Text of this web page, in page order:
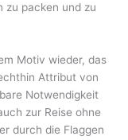
zu packen und zu
Motiv wieder, das
Attribut von
Notwendigkeit
zur Reise ohne
durch die Flaggen